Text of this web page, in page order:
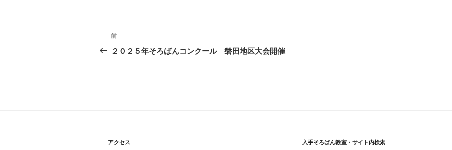
投
稿
シ
過
去
前
２０２５年そろばんコンクール 磐田地区大会開催
アクセス 入手そろばん教室・サイト内検索